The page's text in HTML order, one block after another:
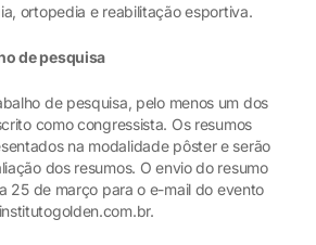
ortopedia e reabilitação esportiva.
de pesquisa
de pesquisa, pelo menos um dos
como congressista. Os resumos
na modalidade pôster e serão
dos resumos. O envio do resumo
25 de março para o e-mail do evento